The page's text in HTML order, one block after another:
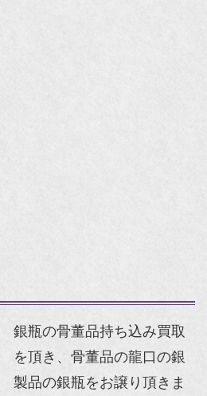
銀瓶の骨董品持ち込み買取
を頂き、骨董品の龍口の銀
製品の銀瓶をお譲り頂きま